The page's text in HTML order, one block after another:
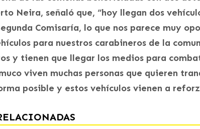
Neira, señaló que, “hoy llegan dos
Comisaría, lo que nos parece muy
para nuestros carabineros de la
y tienen que llegar los medios para
viven muchas personas que quieren
posible y estos vehículos vienen a